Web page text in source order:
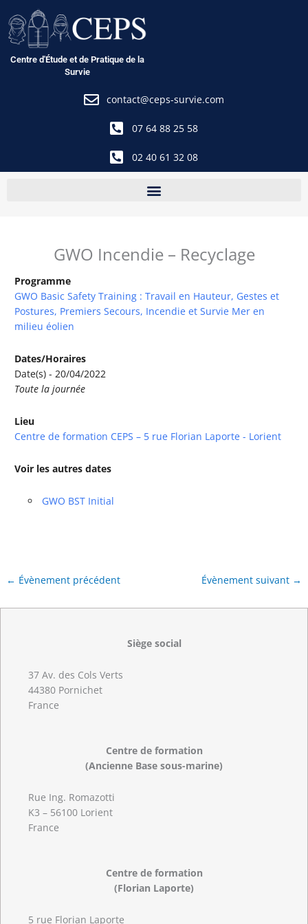
au
contenu
Centre d'Étude et de Pratique de la
Survie
contact@ceps-survie.com
07 64 88 25 58
02 40 61 32 08
GWO Incendie – Recyclage
Programme
GWO Basic Safety Training : Travail en Hauteur, Gestes et
Postures, Premiers Secours, Incendie et Survie Mer en
milieu éolien
Dates/Horaires
Date(s) - 20/04/2022
Toute la journée
Lieu
Centre de formation CEPS – 5 rue Florian Laporte - Lorient
Voir les autres dates
GWO BST Initial
← Évènement précédent Évènement suivant →
Siège social
37 Av. des Cols Verts
44380 Pornichet
France
Centre de formation
(Ancienne Base sous-marine)
Rue Ing. Romazotti
K3 – 56100 Lorient
France
Centre de formation
(Florian Laporte)
5 rue Florian Laporte